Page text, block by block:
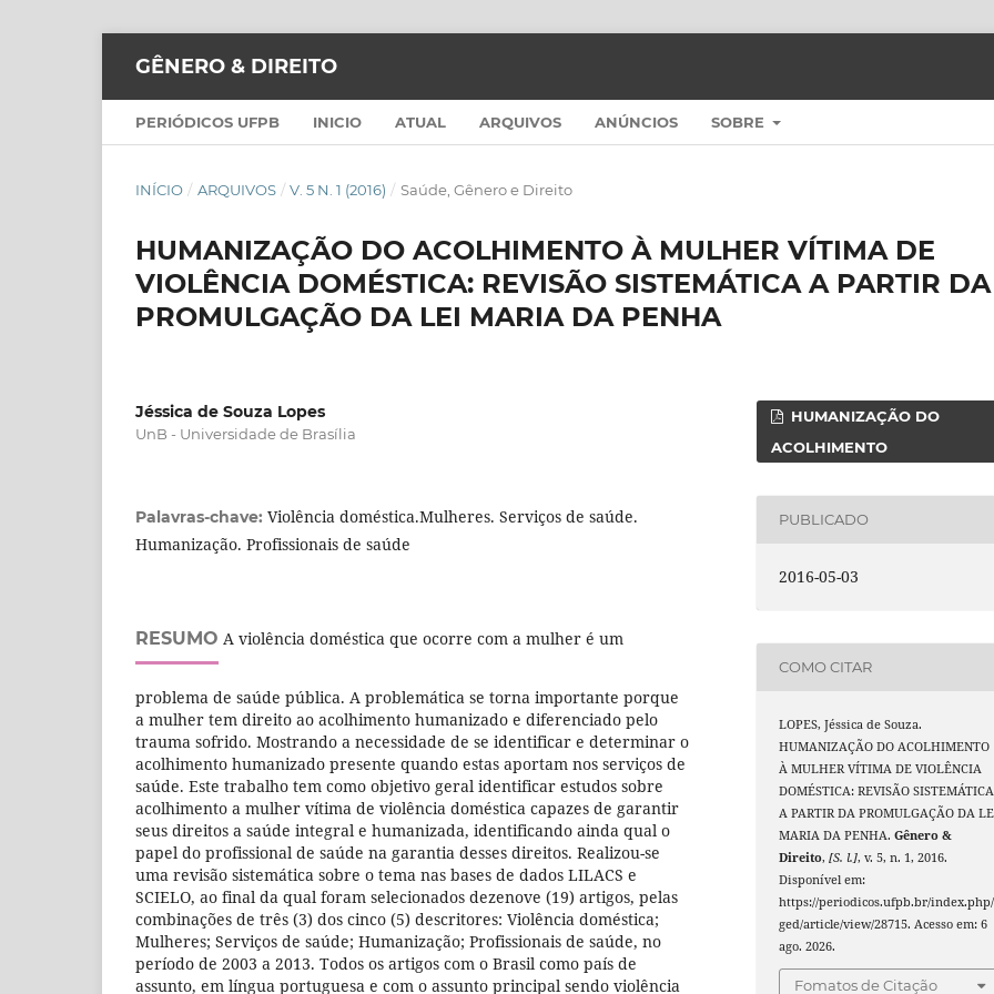
GÊNERO & DIREITO
PERIÓDICOS UFPB INICIO ATUAL ARQUIVOS ANÚNCIOS SOBRE
INÍCIO / ARQUIVOS / V. 5 N. 1 (2016) / Saúde, Gênero e Direito
HUMANIZAÇÃO DO ACOLHIMENTO À MULHER VÍTIMA DE
VIOLÊNCIA DOMÉSTICA: REVISÃO SISTEMÁTICA A PARTIR DA
PROMULGAÇÃO DA LEI MARIA DA PENHA
Jéssica de Souza Lopes
UnB - Universidade de Brasília
Palavras-chave: Violência doméstica.Mulheres. Serviços de saúde.
Humanização. Profissionais de saúde
RESUMO A violência doméstica que ocorre com a mulher é um
problema de saúde pública. A problemática se torna importante porque
a mulher tem direito ao acolhimento humanizado e diferenciado pelo
trauma sofrido. Mostrando a necessidade de se identificar e determinar o
acolhimento humanizado presente quando estas aportam nos serviços de
saúde. Este trabalho tem como objetivo geral identificar estudos sobre
acolhimento a mulher vítima de violência doméstica capazes de garantir
seus direitos a saúde integral e humanizada, identificando ainda qual o
papel do profissional de saúde na garantia desses direitos. Realizou-se
uma revisão sistemática sobre o tema nas bases de dados LILACS e
SCIELO, ao final da qual foram selecionados dezenove (19) artigos, pelas
combinações de três (3) dos cinco (5) descritores: Violência doméstica;
Mulheres; Serviços de saúde; Humanização; Profissionais de saúde, no
período de 2003 a 2013. Todos os artigos com o Brasil como país de
assunto, em língua portuguesa e com o assunto principal sendo violência
HUMANIZAÇÃO DO
ACOLHIMENTO
PUBLICADO
2016-05-03
COMO CITAR
LOPES, Jéssica de Souza.
HUMANIZAÇÃO DO ACOLHIMENTO
À MULHER VÍTIMA DE VIOLÊNCIA
DOMÉSTICA: REVISÃO SISTEMÁTICA
A PARTIR DA PROMULGAÇÃO DA
MARIA DA PENHA.Gênero &
Direito,[S. l.], v. 5, n. 1, 2016.
Disponível em:
https://periodicos.ufpb.br/index.php/
ged/article/view/28715. Acesso em: 6
ago. 2026.
Fomatos de Citação